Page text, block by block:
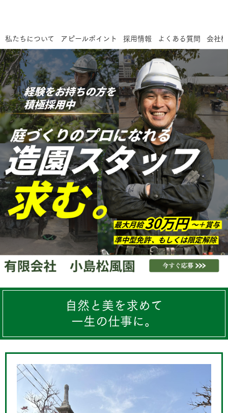
私たちについて アピールポイント 採用情報 よくある質問 会社
自然と美を求めて
一生の仕事に。